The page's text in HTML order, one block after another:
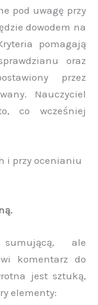
pod uwagę przy
dowodem na
pomagają
oraz
przez
Nauczyciel
co wcześniej
i przy ocenianiu
ale
komentarz do
jest sztuką,
elementy: